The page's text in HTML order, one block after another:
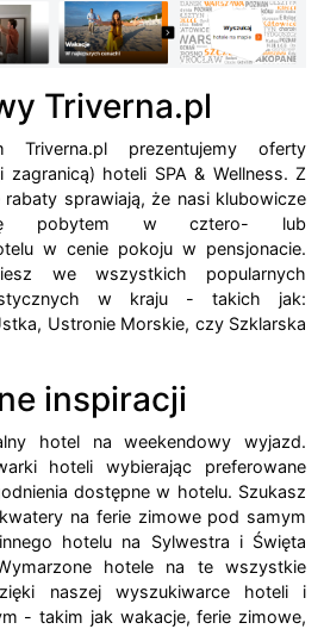
Triverna.pl
prezentujemy oferty
hoteli SPA & Wellness. Z
sprawiają, że nasi klubowicze
pobytem w cztero- lub
w cenie pokoju w pensjonacie.
we wszystkich popularnych
w kraju - takich jak:
Ustronie Morskie, czy Szklarska
inspiracji
hotel na weekendowy wyjazd.
hoteli wybierając preferowane
dostępne w hotelu. Szukasz
na ferie zimowe pod samym
hotelu na Sylwestra i Święta
hotele na te wszystkie
naszej wyszukiwarce hoteli i
- takim jak wakacje, ferie zimowe,